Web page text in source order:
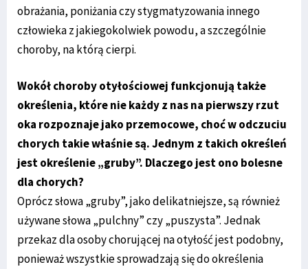
obrażania, poniżania czy stygmatyzowania innego
człowieka z jakiegokolwiek powodu, a szczególnie
choroby, na którą cierpi.
Wokół choroby otyłościowej funkcjonują także
określenia, które nie każdy z nas na pierwszy rzut
oka rozpoznaje jako przemocowe, choć w odczuciu
chorych takie właśnie są. Jednym z takich określeń
jest określenie „gruby”. Dlaczego jest ono bolesne
dla chorych?
Oprócz słowa „gruby”, jako delikatniejsze, są również
używane słowa „pulchny” czy „puszysta”. Jednak
przekaz dla osoby chorującej na otyłość jest podobny,
ponieważ wszystkie sprowadzają się do określenia